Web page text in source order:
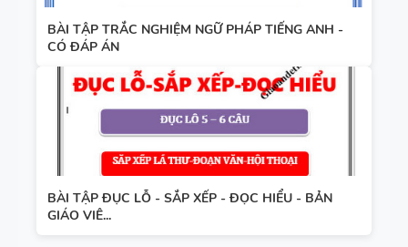
BÀI TẬP TRẮC NGHIỆM NGỮ PHÁP TIẾNG ANH -
CÓ ĐÁP ÁN
BÀI TẬP ĐỤC LỖ - SẮP XẾP - ĐỌC HIỂU - BẢN
GIÁO VIÊ...